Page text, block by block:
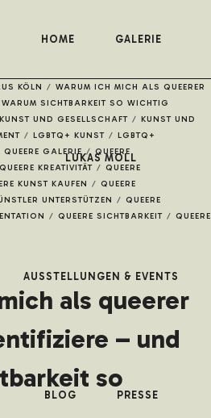
HOME GALERIE
LUKAS MOLL
AUSSTELLUNGEN & EVENTS
BLOG PRESSE
KÖLN / WARUM ICH MICH ALS QUEERER
SICHTBARKEIT SO WICHTIG
KUNST UND GESELLSCHAFT / KUNST UND
/ LGBTQ+ KUNST / LGBTQ+
QUEERE GALERIE / QUEERE
QUEERE KREATIVITÄT / QUEERE
KUNST KAUFEN / QUEERE
UNTERSTÜTZEN / QUEERE
/ QUEERE SICHTBARKEIT / QUEERE
als queerer
– und
so